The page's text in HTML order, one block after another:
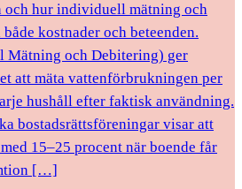
och hur individuell mätning och
kostnader och beteenden.
och Debitering) ger
att mäta vattenförbrukningen per
hushåll efter faktisk användning.
bostadsrättsföreningar visar att
15–25 procent när boende får
[…]